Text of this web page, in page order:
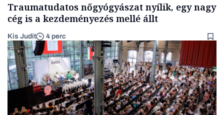
Traumatudatos nőgyógyászat nyílik, egy nagy
cég is a kezdeményezés mellé állt
Kis Judit 4 perc